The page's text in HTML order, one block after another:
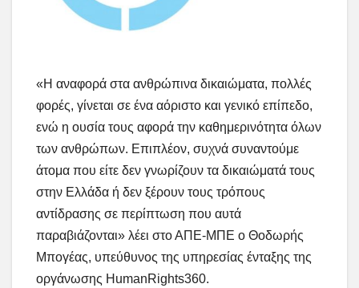
«Η αναφορά στα ανθρώπινα δικαιώματα, πολλές
φορές, γίνεται σε ένα αόριστο και γενικό επίπεδο,
ενώ η ουσία τους αφορά την καθημερινότητα όλων
των ανθρώπων. Επιπλέον, συχνά συναντούμε
άτομα που είτε δεν γνωρίζουν τα δικαιώματά τους
στην Ελλάδα ή δεν ξέρουν τους τρόπους
αντίδρασης σε περίπτωση που αυτά
παραβιάζονται» λέει στο ΑΠΕ-ΜΠΕ ο Θοδωρής
Μπογέας, υπεύθυνος της υπηρεσίας ένταξης της
οργάνωσης HumanRights360.